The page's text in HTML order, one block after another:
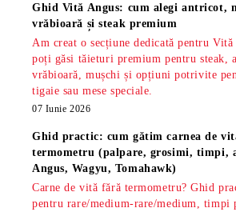
Ghid Vită Angus: cum alegi antricot,
vrăbioară și steak premium
Am creat o secțiune dedicată pentru Vită
poți găsi tăieturi premium pentru steak,
vrăbioară, mușchi și opțiuni potrivite
tigaie sau mese speciale.
07 Iunie 2026
Ghid practic: cum gătim carnea de
termometru (palpare, grosimi, timpi,
Angus, Wagyu, Tomahawk)
Carne de vită fără termometru? Ghid
pentru rare/medium-rare/medium, timpi